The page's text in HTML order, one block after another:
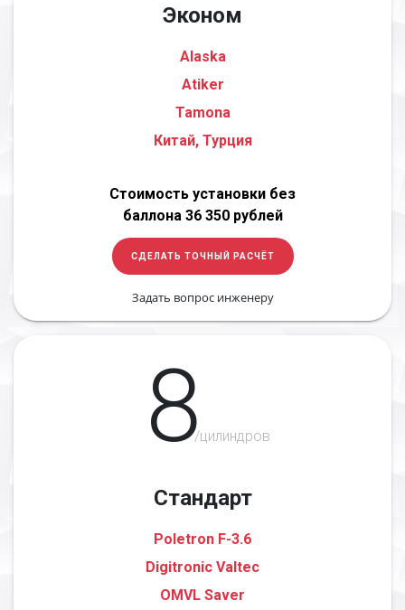
Эконом
Alaska
Atiker
Tamona
Китай, Турция
Стоимость установки без
баллона 36 350 рублей
СДЕЛАТЬ ТОЧНЫЙ РАСЧЁТ
Задать вопрос инженеру
8/цилиндров
Стандарт
Poletron F-3.6
Digitronic Valtec
OMVL Saver